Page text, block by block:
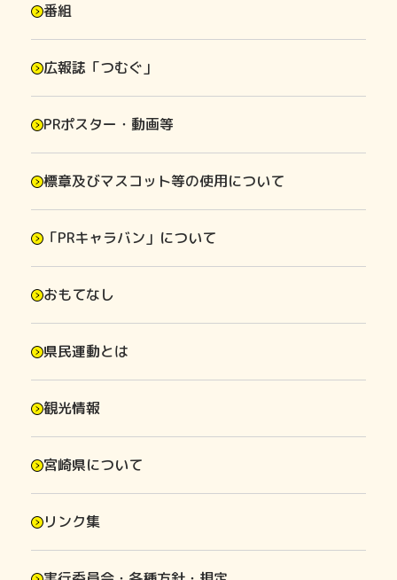
番組
広報誌「つむぐ」
PRポスター・動画等
標章及びマスコット等の使用について
「PRキャラバン」について
おもてなし
県民運動とは
観光情報
宮崎県について
リンク集